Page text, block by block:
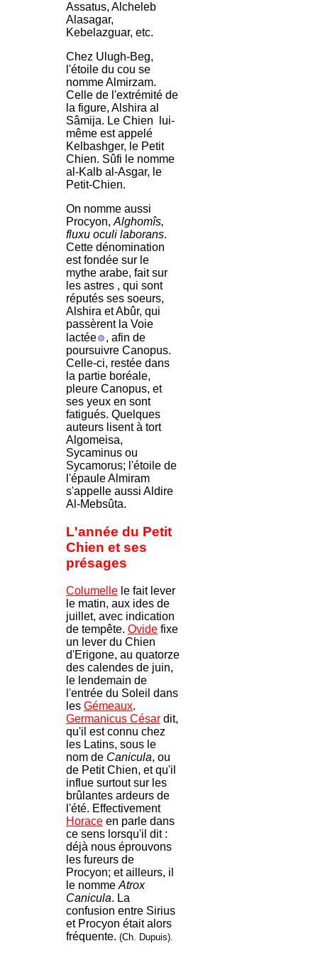
Assatus, Alcheleb
Alasagar,
Kebelazguar, etc.
Chez Ulugh-Beg,
l'étoile du cou se
nomme Almirzam.
Celle de l'extrémité de
la figure, Alshira al
Sâmija. Le Chien lui-
même est appelé
Kelbashger, le Petit
Chien. Sûfi le nomme
al-Kalb al-Asgar, le
Petit-Chien.
On nomme aussi
Procyon,Alghomîs,
fluxu oculi laborans.
Cette dénomination
est fondée sur le
mythe arabe, fait sur
les astres , qui sont
réputés ses soeurs,
Alshira et Abûr, qui
passèrent la Voie
lactée
, afin de
poursuivre Canopus.
Celle-ci, restée dans
la partie boréale,
pleure Canopus, et
ses yeux en sont
fatigués. Quelques
auteurs lisent à tort
Algomeisa,
Sycaminus ou
Sycamorus; l'étoile de
l'épaule Almiram
s'appelle aussi Aldire
Al-Mebsûta.
L'année du Petit
Chien et ses
présages
Columelle le fait lever
le matin, aux ides de
juillet, avec indication
de tempête. Ovide fixe
un lever du Chien
d'Erigone, au quatorze
des calendes de juin,
le lendemain de
l'entrée du Soleil dans
les Gémeaux.
Germanicus César dit,
qu'il est connu chez
les Latins, sous le
nom de Canicula, ou
de Petit Chien, et qu'il
influe surtout sur les
brûlantes ardeurs de
l'été. Effectivement
Horace en parle dans
ce sens lorsqu'il dit :
déjà nous éprouvons
les fureurs de
Procyon; et ailleurs, il
le nomme Atrox
Canicula. La
confusion entre Sirius
et Procyon était alors
fréquente. (Ch. Dupuis).
.